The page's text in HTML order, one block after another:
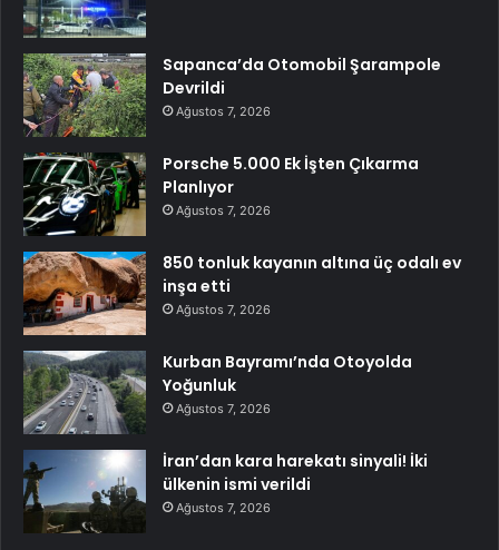
Sapanca’da Otomobil Şarampole
Devrildi
Ağustos 7, 2026
Porsche 5.000 Ek İşten Çıkarma
Planlıyor
Ağustos 7, 2026
850 tonluk kayanın altına üç odalı ev
inşa etti
Ağustos 7, 2026
Kurban Bayramı’nda Otoyolda
Yoğunluk
Ağustos 7, 2026
İran’dan kara harekatı sinyali! İki
ülkenin ismi verildi
Ağustos 7, 2026